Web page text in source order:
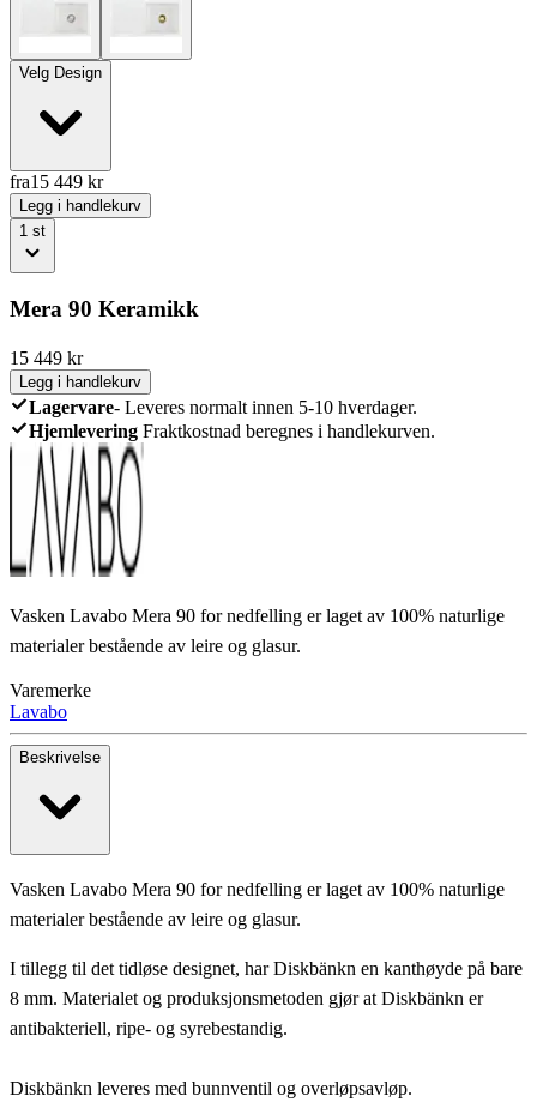
Velg Design
fra15 449 kr
Legg i handlekurv
1 st
Mera 90 Keramikk
15 449 kr
Legg i handlekurv
Lagervare- Leveres normalt innen 5-10 hverdager.
Hjemlevering Fraktkostnad beregnes i handlekurven.
Vasken Lavabo Mera 90 for nedfelling er laget av 100% naturlige
materialer bestående av leire og glasur.
Varemerke
Lavabo
Beskrivelse
Vasken Lavabo Mera 90 for nedfelling er laget av 100% naturlige
materialer bestående av leire og glasur.
I tillegg til det tidløse designet, har Diskbänkn en kanthøyde på bare
8 mm. Materialet og produksjonsmetoden gjør at Diskbänkn er
antibakteriell, ripe- og syrebestandig.
Diskbänkn leveres med bunnventil og overløpsavløp.